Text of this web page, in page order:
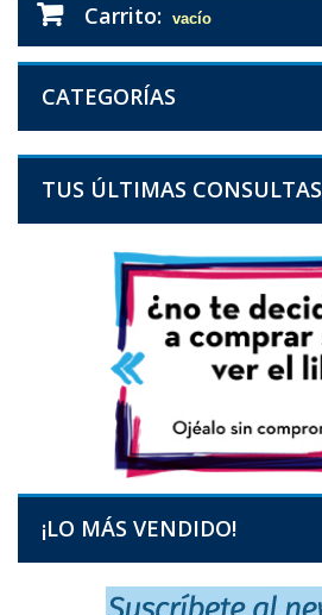
Carrito: vacío
CATEGORÍAS
TUS ÚLTIMAS CONSULTAS
¡LO MÁS VENDIDO!